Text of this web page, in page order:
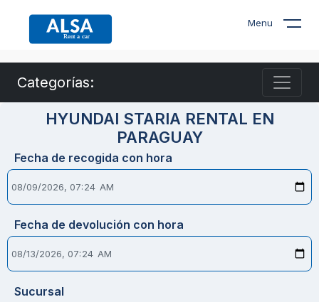
Menu
Categorías:
HYUNDAI STARIA RENTAL EN
PARAGUAY
Fecha de recogida con hora
Fecha de devolución con hora
Sucursal